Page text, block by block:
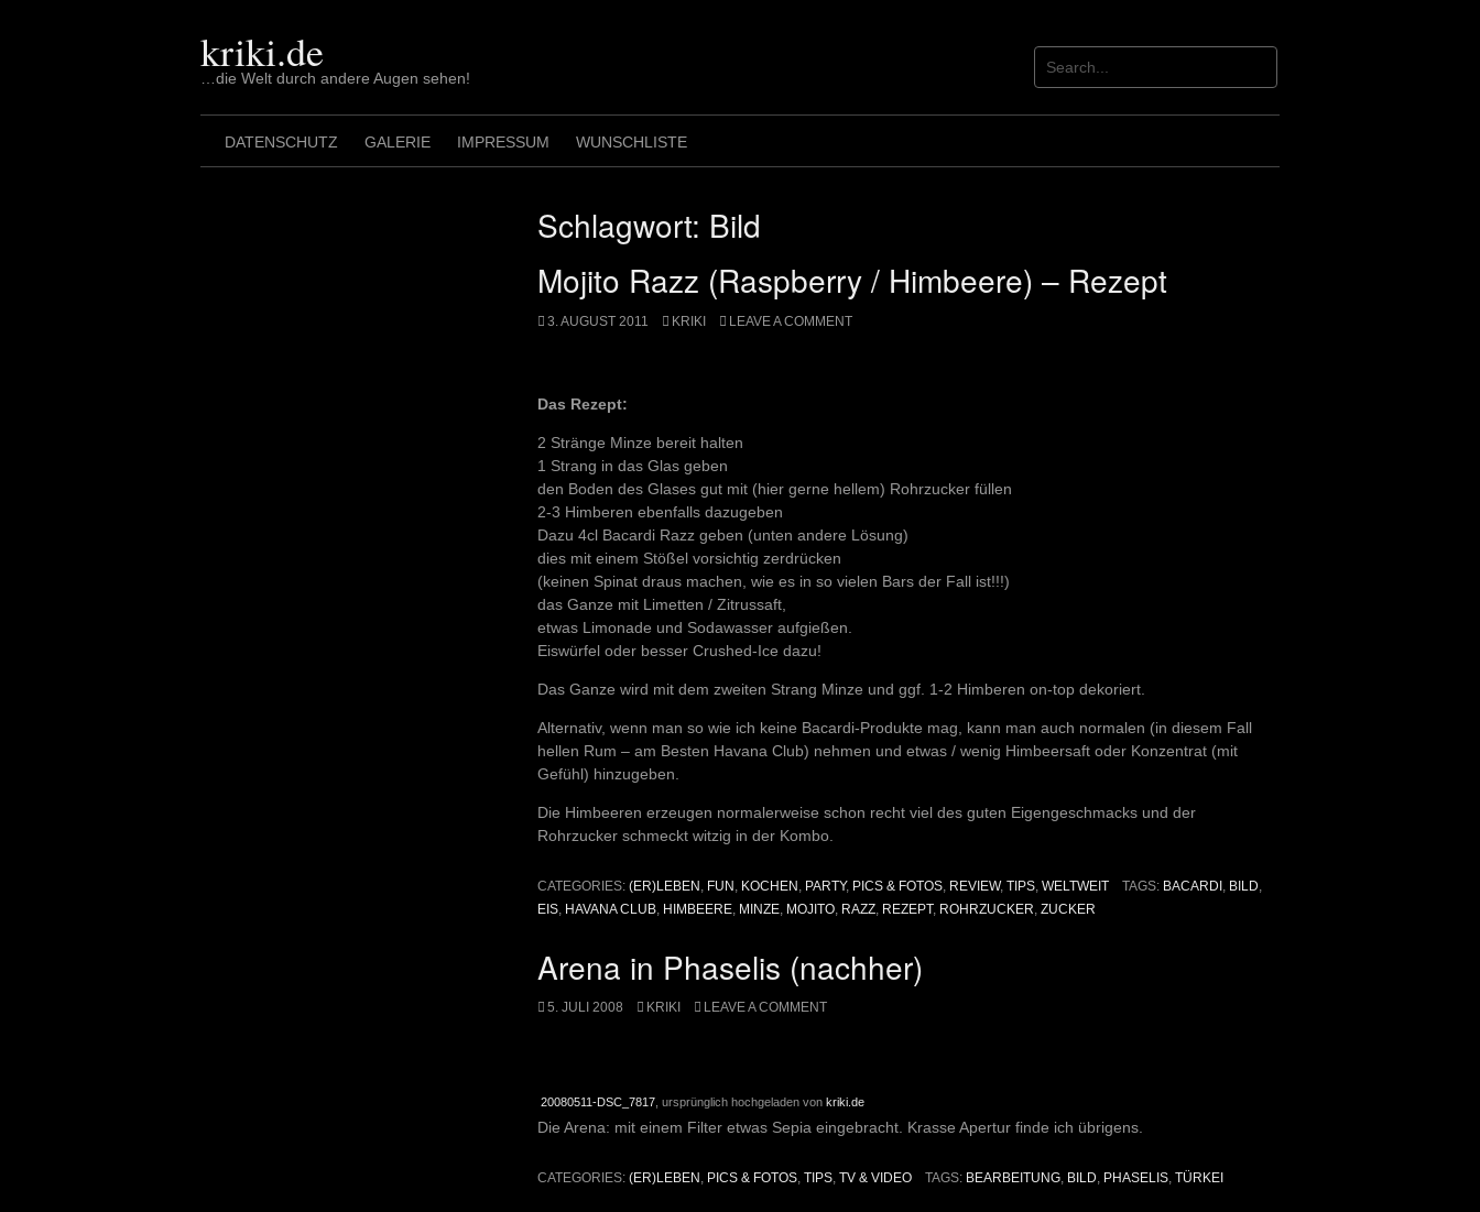
kriki.de
…die Welt durch andere Augen sehen!
DATENSCHUTZ GALERIE IMPRESSUM WUNSCHLISTE
Schlagwort: Bild
Mojito Razz (Raspberry / Himbeere) – Rezept
3. AUGUST 2011 KRIKI LEAVE A COMMENT
Das Rezept:
2 Stränge Minze bereit halten
1 Strang in das Glas geben
den Boden des Glases gut mit (hier gerne hellem) Rohrzucker füllen
2-3 Himberen ebenfalls dazugeben
Dazu 4cl Bacardi Razz geben (unten andere Lösung)
dies mit einem Stößel vorsichtig zerdrücken
(keinen Spinat draus machen, wie es in so vielen Bars der Fall ist!!!)
das Ganze mit Limetten / Zitrussaft,
etwas Limonade und Sodawasser aufgießen.
Eiswürfel oder besser Crushed-Ice dazu!
Das Ganze wird mit dem zweiten Strang Minze und ggf. 1-2 Himberen on-top dekoriert.
Alternativ, wenn man so wie ich keine Bacardi-Produkte mag, kann man auch normalen (in diesem Fall
hellen Rum – am Besten Havana Club) nehmen und etwas / wenig Himbeersaft oder Konzentrat (mit
Gefühl) hinzugeben.
Die Himbeeren erzeugen normalerweise schon recht viel des guten Eigengeschmacks und der
Rohrzucker schmeckt witzig in der Kombo.
CATEGORIES: (ER)LEBEN FUN KOCHEN PARTY, PICS & FOTOS REVIEW, TIPS WELTWEIT TAGS: BACARDI, BILD
EIS HAVANA CLUB HIMBEERE MINZE MOJITO RAZZ REZEPT, ROHRZUCKER ZUCKER
Arena in Phaselis (nachher)
5. JULI 2008 KRIKI LEAVE A COMMENT
20080511-DSC_7817 , ursprünglich hochgeladen von kriki.de
Die Arena: mit einem Filter etwas Sepia eingebracht. Krasse Apertur finde ich übrigens.
CATEGORIES: (ER)LEBEN , PICS & FOTOS, TIPS, TV & VIDEO TAGS: BEARBEITUNG, BILD, PHASELIS, TÜRKEI